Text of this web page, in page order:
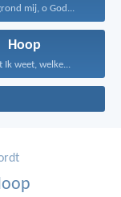
mij, o God...
Hoop
Ik weet, welke...